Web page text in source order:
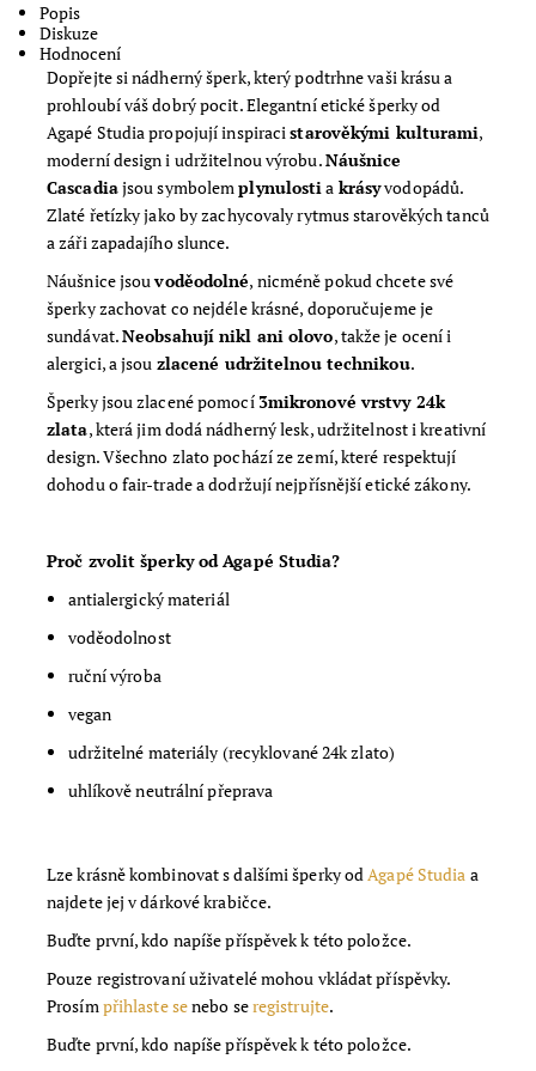
Popis
Diskuze
Hodnocení
Dopřejte si nádherný šperk, který podtrhne vaši krásu a
prohloubí váš dobrý pocit. Elegantní etické šperky od
Agapé Studia propojují inspiracistarověkými kulturami,
moderní design i udržitelnou výrobu.Náušnice
Cascadiajsou symbolemplynulostia krásyvodopádů.
Zlaté řetízky jako by zachycovalyrytmus starověkých tanců
a záři zapadajího slunce.
Náušnice jsouvoděodolné, nicméně pokud chcete své
šperky zachovat co nejdéle krásné, doporučujeme je
sundávat.Neobsahují nikl ani olovo, takže je ocení i
alergici, a jsou zlacené udržitelnou technikou.
Šperky jsou zlacené pomocí 3mikronové vrstvy 24k
zlata, která jim dodá nádherný lesk, udržitelnost i kreativní
design. Všechno zlato pochází ze zemí, které respektují
dohodu o fair-trade a dodržují nejpřísnější etické zákony.
Proč zvolit šperky od Agapé Studia?
antialergický materiál
voděodolnost
ruční výroba
vegan
udržitelné materiály (recyklované 24k zlato)
uhlíkově neutrální přeprava
Lze krásně kombinovat s dalšími šperky odAgapé Studia a
najdete jej v dárkové krabičce.
Buďte první, kdo napíše příspěvek k této položce.
Pouze registrovaní uživatelé mohou vkládat příspěvky.
Prosímpřihlaste senebo seregistrujte.
Buďte první, kdo napíše příspěvek k této položce.